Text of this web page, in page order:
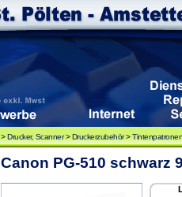
>Drucker, Scanner>Druckerzubehör>
Canon PG-510 schwarz